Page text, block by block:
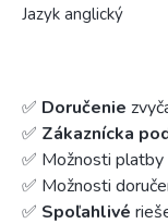
Jazyk anglický
✅ Doručenie
✅ Zákaznícka
✅ Možnosti platby
✅ Možnosti
✅ Spoľahlivé